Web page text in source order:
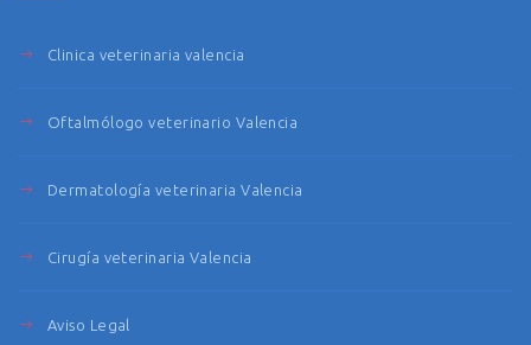
Clinica veterinaria valencia
Oftalmólogo veterinario Valencia
Dermatología veterinaria Valencia
Cirugía veterinaria Valencia
Aviso Legal